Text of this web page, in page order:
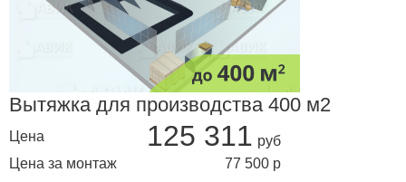
Вытяжка для производства 400 м2
Цена 125 311
Цена за монтаж 77 500 р